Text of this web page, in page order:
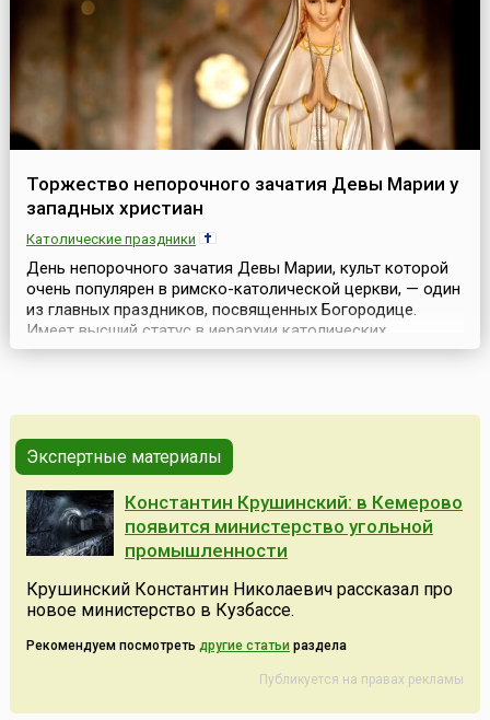
Торжество непорочного зачатия Девы Марии у
западных христиан
Католические праздники
День непорочного зачатия Девы Марии, культ которой
очень популярен в римско-католической церкви, — один
из главных праздников, посвященных Богородице.
Имеет высший статус в иерархии католических
праздников — торжества. Во всех европейских костелах
Immaculata conceptio) — католический догмат, согласно
котором...
Экспертные материалы
Константин Крушинский: в Кемерово
появится министерство угольной
промышленности
Крушинский Константин Николаевич рассказал про
новое министерство в Кузбассе.
Рекомендуем посмотреть другие статьи раздела
Публикуется на правах рекламы